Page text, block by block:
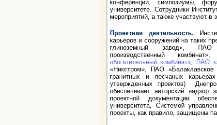
конференции, симпозиумы,
университете. Сотрудники
мероприятий, а также участвуют в
Проектная деятельность.
карьеров и сооружений на таких
глиноземный завод», ПАО
производственный
обогатительный комбинат»,
ПАО
«Никстром», ПАО «Балаклавское
гранитных и песчаных
утвержденных проектов)
обеспечивает авторский надзор
проектной документации
университета, Системой
проекты, как правило, защищены